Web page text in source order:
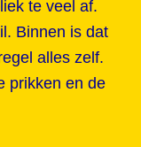
te veel af.
Binnen is dat
alles zelf.
prikken en de